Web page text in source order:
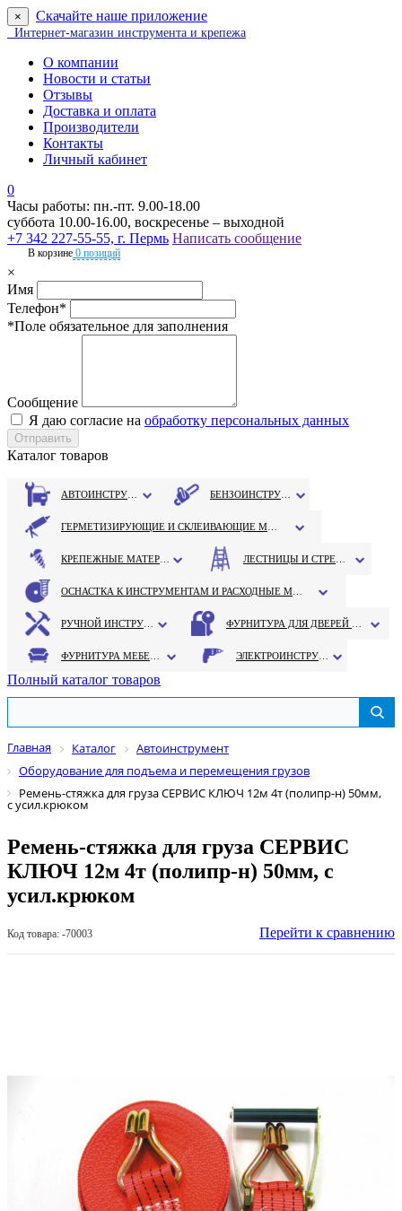
× Скачайте наше приложение
Интернет-магазин инструмента и крепежа
О компании
Новости и статьи
Отзывы
Доставка и оплата
Производители
Контакты
Личный кабинет
0
Часы работы: пн.-пт. 9.00-18.00
суббота 10.00-16.00, воскресенье – выходной
+7 342 227-55-55, г. Пермь Написать сообщение
В корзине 0 позиций
×
Имя
Телефон*
*Поле обязательное для заполнения
Сообщение
Я даю согласие на обработку персональных данных
Каталог товаров
Полный каталог товаров
Главная Каталог
Автоинструмент
Оборудование для подъема и перемещения грузов
Ремень-стяжка для груза СЕРВИС КЛЮЧ 12м 4т (полипр-н) 50мм,
с усил.крюком
Ремень-стяжка для груза СЕРВИС
КЛЮЧ 12м 4т (полипр-н) 50мм, с
усил.крюком
Код товара: -70003 Перейти к сравнению